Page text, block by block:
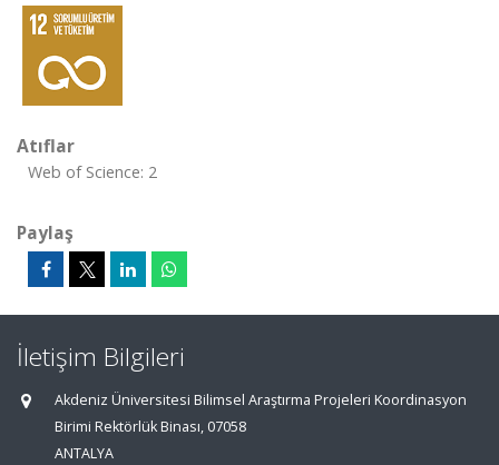
Atıflar
Web of Science: 2
Paylaş
İletişim Bilgileri
Akdeniz Üniversitesi Bilimsel Araştırma Projeleri Koordinasyon
Birimi Rektörlük Binası, 07058
ANTALYA